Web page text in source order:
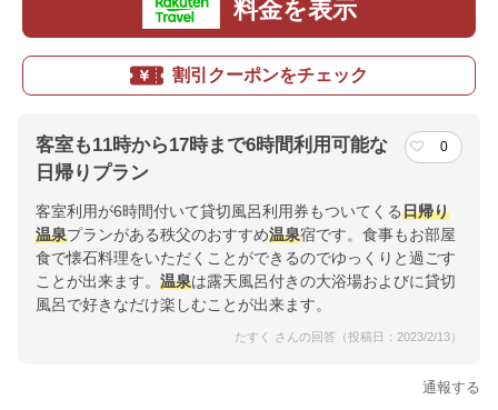
料金を表示
割引クーポンをチェック
客室も11時から17時まで6時間利用可能な
日帰りプラン
0
客室利用が6時間付いて貸切風呂利用券もついてくる日帰り
温泉プランがある秩父のおすすめ温泉宿です。食事もお部屋
食で懐石料理をいただくことができるのでゆっくりと過ごす
ことが出来ます。 温泉は露天風呂付きの大浴場およびに貸切
風呂で好きなだけ楽しむことが出来ます。
たすく さんの回答（投稿日：2023/2/13）
通報する